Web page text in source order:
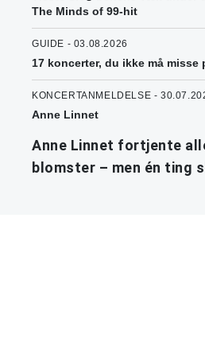
The Minds of 99-hit
GUIDE - 03.08.2026
17 koncerter, du ikke må misse
KONCERTANMELDELSE -
Anne Linnet
Anne Linnet fortjente
blomster – men én ting